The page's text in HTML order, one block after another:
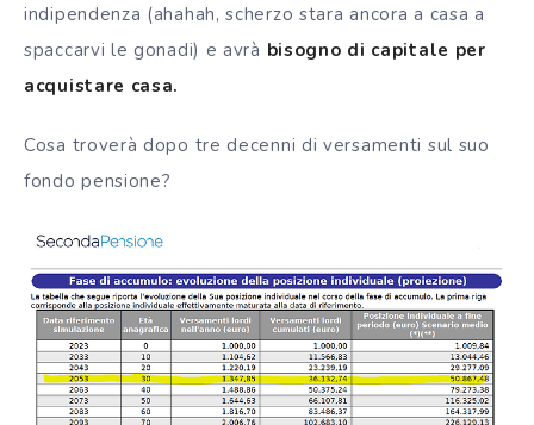
indipendenza (ahahah, scherzo stara ancora a casa a
spaccarvi le gonadi) e avrà bisogno di capitale per
acquistare casa.
Cosa troverà dopo tre decenni di versamenti sul suo
fondo pensione?